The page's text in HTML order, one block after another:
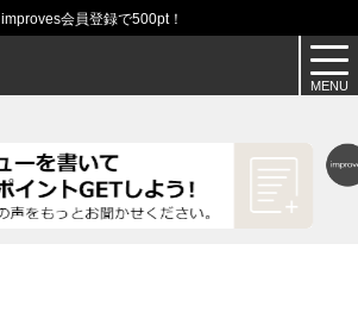
improves会員登録で500pt！